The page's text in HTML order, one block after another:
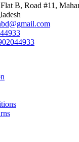
B, Road #11,